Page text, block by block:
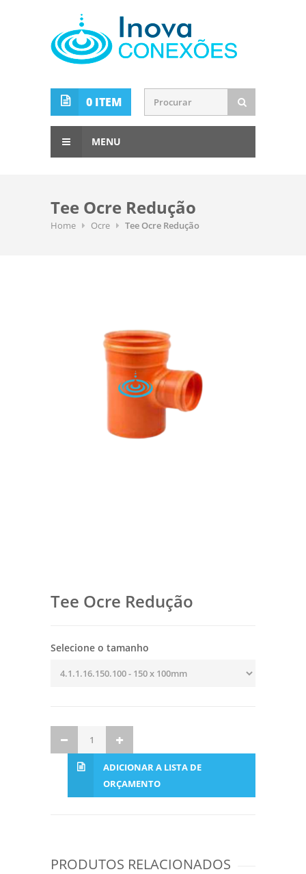
0 ITEM
MENU
Tee Ocre Redução
Home Ocre Tee Ocre Redução
Tee Ocre Redução
Selecione o tamanho
ADICIONAR A LISTA DE
ORÇAMENTO
PRODUTOS RELACIONADOS